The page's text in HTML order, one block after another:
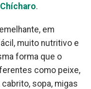
.
em
muito nutritivo e
forma que o
como peixe,
sopa, migas